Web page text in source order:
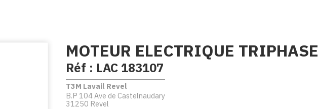
MOTEUR ELECTRIQUE TRIPHASE
Réf : LAC 183107
T3M Lavail Revel
B.P 104 Ave de Castelnaudary
31250 Revel